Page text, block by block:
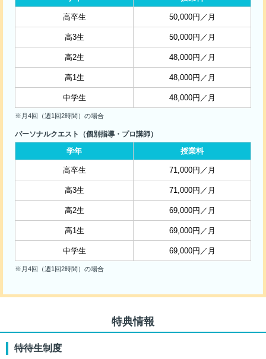
高卒生 50,000円／月
高3生 50,000円／月
高2生 48,000円／月
高1生 48,000円／月
中学生 48,000円／月
※月4回（週1回2時間）の場合
パーソナルクエスト（個別指導・プロ講師）
学年 授業料
高卒生 71,000円／月
高3生 71,000円／月
高2生 69,000円／月
高1生 69,000円／月
中学生 69,000円／月
※月4回（週1回2時間）の場合
特典情報
特待生制度